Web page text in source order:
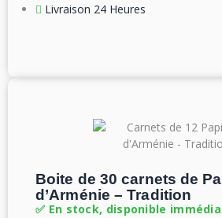
Livraison 24 Heures
Boite de 30 carnets de
d’Arménie – Tradition
✅ En stock, disponible